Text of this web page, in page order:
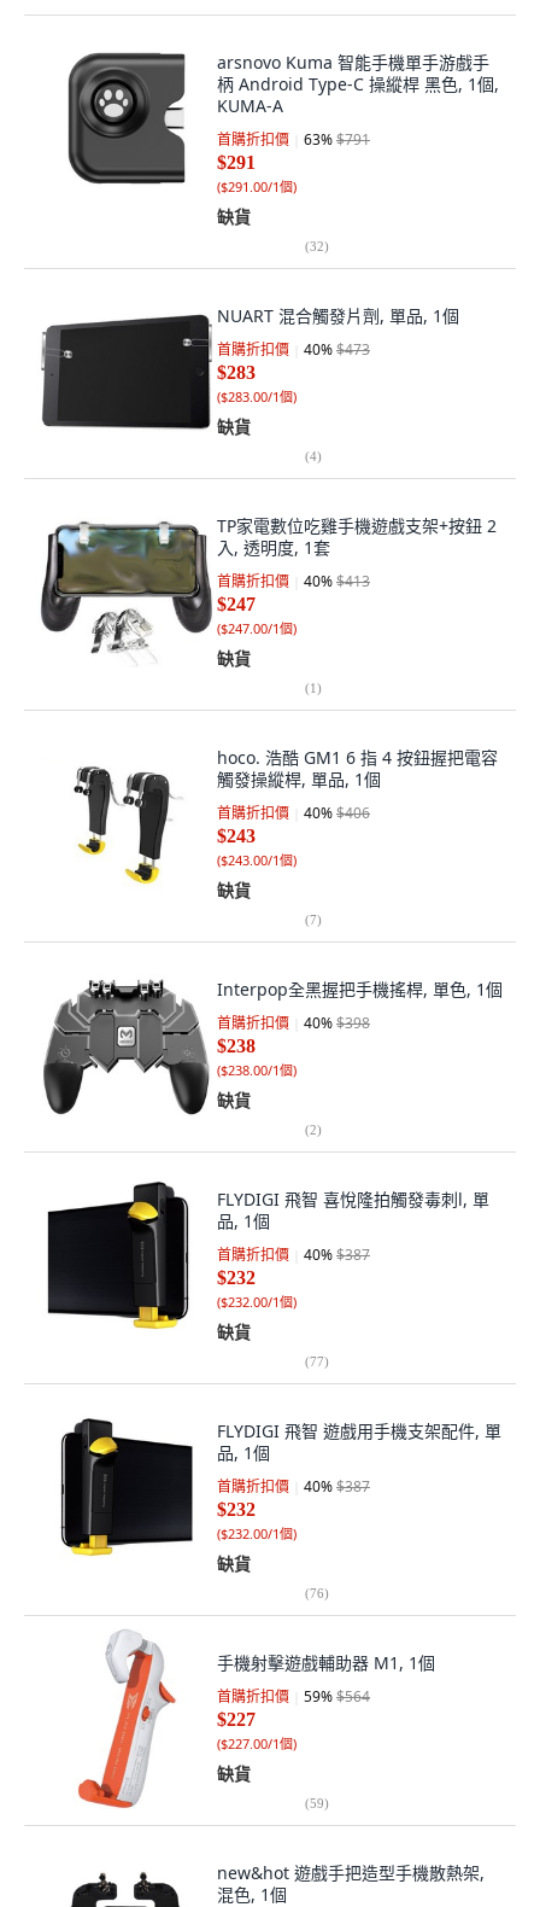
arsnovo Kuma 智能手機單手游戲手
柄 Android Type-C 操縱桿 黑色, 1個,
KUMA-A
首購折扣價 63%$791
$291
($291.00/1個)
缺貨
(32)
NUART 混合觸發片劑, 單品, 1個
首購折扣價 40%$473
$283
($283.00/1個)
缺貨
(4)
TP家電數位吃雞手機遊戲支架+按鈕 2
入, 透明度, 1套
首購折扣價 40%$413
$247
($247.00/1個)
缺貨
(1)
hoco. 浩酷 GM1 6 指 4 按鈕握把電容
觸發操縱桿, 單品, 1個
首購折扣價 40%$406
$243
($243.00/1個)
缺貨
(7)
Interpop全黑握把手機搖桿, 單色, 1個
首購折扣價 40%$398
$238
($238.00/1個)
缺貨
(2)
FLYDIGI 飛智 喜悅隆拍觸發毒刺l, 單
品, 1個
首購折扣價 40%$387
$232
($232.00/1個)
缺貨
(77)
FLYDIGI 飛智 遊戲用手機支架配件, 單
品, 1個
首購折扣價 40%$387
$232
($232.00/1個)
缺貨
(76)
手機射擊遊戲輔助器 M1, 1個
首購折扣價 59%$564
$227
($227.00/1個)
缺貨
(59)
new&hot 遊戲手把造型手機散熱架,
混色, 1個